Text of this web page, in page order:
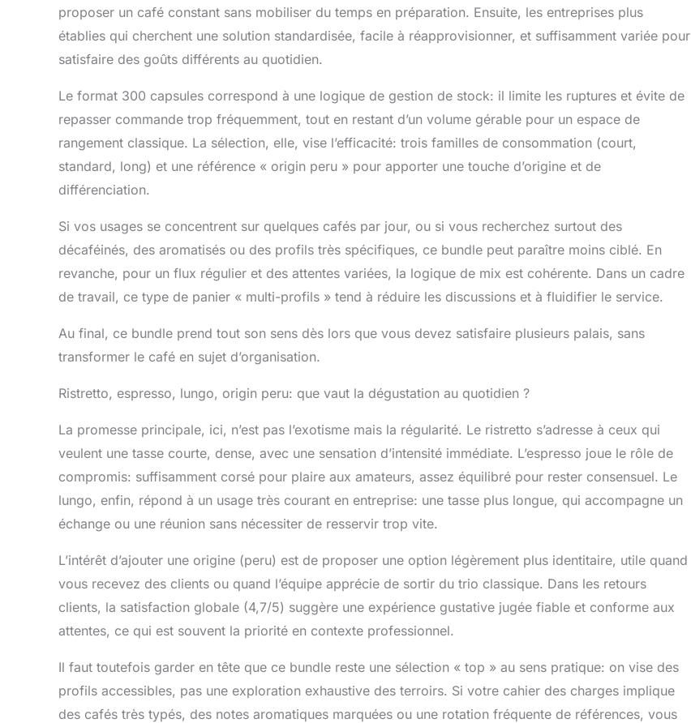
proposer un café constant sans mobiliser du temps en préparation. Ensuite, les entreprises plus
établies qui cherchent une solution standardisée, facile à réapprovisionner, et suffisamment variée pour
satisfaire des goûts différents au quotidien.
Le format 300 capsules correspond à une logique de gestion de stock: il limite les ruptures et évite de
repasser commande trop fréquemment, tout en restant d’un volume gérable pour un espace de
rangement classique. La sélection, elle, vise l’efficacité: trois familles de consommation (court,
standard, long) et une référence « origin peru » pour apporter une touche d’origine et de
différenciation.
Si vos usages se concentrent sur quelques cafés par jour, ou si vous recherchez surtout des
décaféinés, des aromatisés ou des profils très spécifiques, ce bundle peut paraître moins ciblé. En
revanche, pour un flux régulier et des attentes variées, la logique de mix est cohérente. Dans un cadre
de travail, ce type de panier « multi-profils » tend à réduire les discussions et à fluidifier le service.
Au final, ce bundle prend tout son sens dès lors que vous devez satisfaire plusieurs palais, sans
transformer le café en sujet d’organisation.
Ristretto, espresso, lungo, origin peru: que vaut la dégustation au quotidien ?
La promesse principale, ici, n’est pas l’exotisme mais la régularité. Le ristretto s’adresse à ceux qui
veulent une tasse courte, dense, avec une sensation d’intensité immédiate. L’espresso joue le rôle de
compromis: suffisamment corsé pour plaire aux amateurs, assez équilibré pour rester consensuel. Le
lungo, enfin, répond à un usage très courant en entreprise: une tasse plus longue, qui accompagne un
échange ou une réunion sans nécessiter de resservir trop vite.
L’intérêt d’ajouter une origine (peru) est de proposer une option légèrement plus identitaire, utile quand
vous recevez des clients ou quand l’équipe apprécie de sortir du trio classique. Dans les retours
clients, la satisfaction globale (4,7/5) suggère une expérience gustative jugée fiable et conforme aux
attentes, ce qui est souvent la priorité en contexte professionnel.
Il faut toutefois garder en tête que ce bundle reste une sélection « top » au sens pratique: on vise des
profils accessibles, pas une exploration exhaustive des terroirs. Si votre cahier des charges implique
des cafés très typés, des notes aromatiques marquées ou une rotation fréquente de références, vous